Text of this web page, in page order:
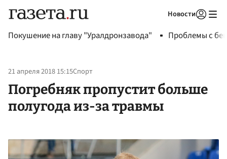
Новости
Покушение на главу "Уралдронзавода" Проблемы с
21 апреля 2018 15:15Спорт
Погребняк пропустит больше
полугода из-за травмы